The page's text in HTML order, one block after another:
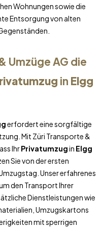
Wohnungen sowie die
Entsorgung von alten
Umzüge AG die
in Elgg
erfordert eine sorgfältige
Mit Züri Transporte &
IhrPrivatumzugin Elgg
Sie von der ersten
Unser erfahrenes
den Transport Ihrer
Dienstleistungen wie
Umzugskartons
mit sperrigen